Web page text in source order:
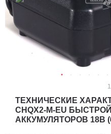
1
ТЕХНИЧЕСКИЕ
CHQX2-M-EU
АККУМУЛЯТОРОВ 18В